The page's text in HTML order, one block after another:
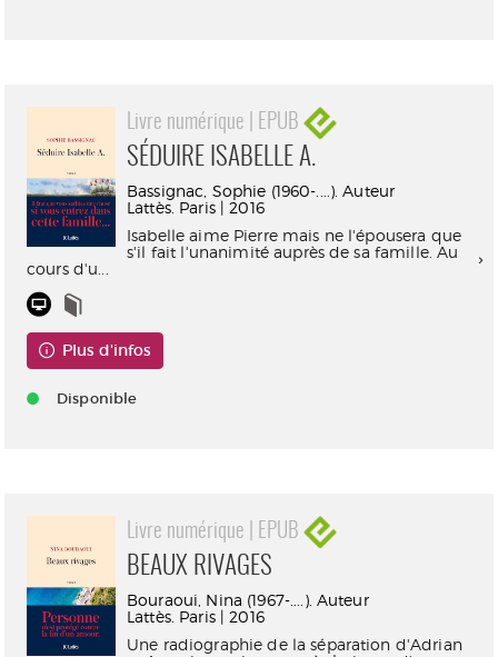
Livre numérique | EPUB
SÉDUIRE ISABELLE A.
Bassignac, Sophie (1960-....). Auteur
Lattès. Paris | 2016
Isabelle aime Pierre mais ne l'épousera que
s'il fait l'unanimité auprès de sa famille. Au
cours d'u...
Plus d'infos
Disponible
Livre numérique | EPUB
BEAUX RIVAGES
Bouraoui, Nina (1967-....). Auteur
Lattès. Paris | 2016
Une radiographie de la séparation d'Adrian